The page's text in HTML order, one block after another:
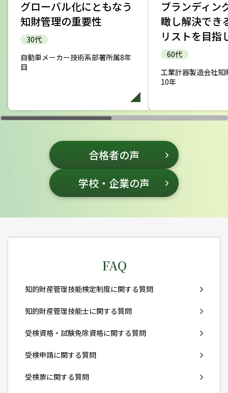
2026年度版知的財産管理技能検定新ポス
ター・リーフレットを公開しました
（PDFあり）。
当検定告知にご活用ください。
第53回検定（2026年3月8日実施）の正解
CBT方式受検者の方は、ご自身の解答内容を、検
定マイページの第53回検定の「申込内容の表示」
＞「試験問題と自分の解答内容」からご確認いただ
けます。
2026年3月8日 第53回検定情報
第53回知的財産管理技能検定を実施しま
した。
第54回検定情報
第54回検定（2026年7月12日実施）の申
込受付を開始しました。
受付を締め切りました。
グローバル化にともなう
知財管理の重要性
30代
自動車メーカー技術系部署所属8年
目
ブランディン
瞰し解決でき
リストを目指
60代
工業計器製造会社知
10年
合格者の声
学校・企業の声
FAQ
知的財産管理技能検定制度に関する質問
知的財産管理技能士に関する質問
受検資格・試験免除資格に関する質問
受検申請に関する質問
受検票に関する質問